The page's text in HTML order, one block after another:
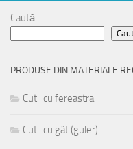
Caută
PRODUSE DIN MATERIALE
Cutii cu fereastra
Cutii cu gât (guler)